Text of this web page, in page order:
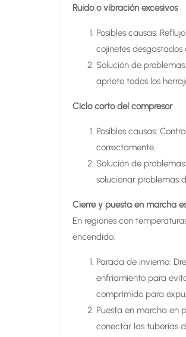
Ruido o vibración excesivos
Posibles causas:
cojinetes desgastados
Solución de
apriete todos los
Ciclo corto del compresor
Posibles causas:
correctamente.
Solución de
solucionar problemas
Cierre y puesta en marcha
En regiones con
encendido.
Parada de invierno:
enfriamiento para
comprimido para
Puesta en marcha en
conectar las tuberías